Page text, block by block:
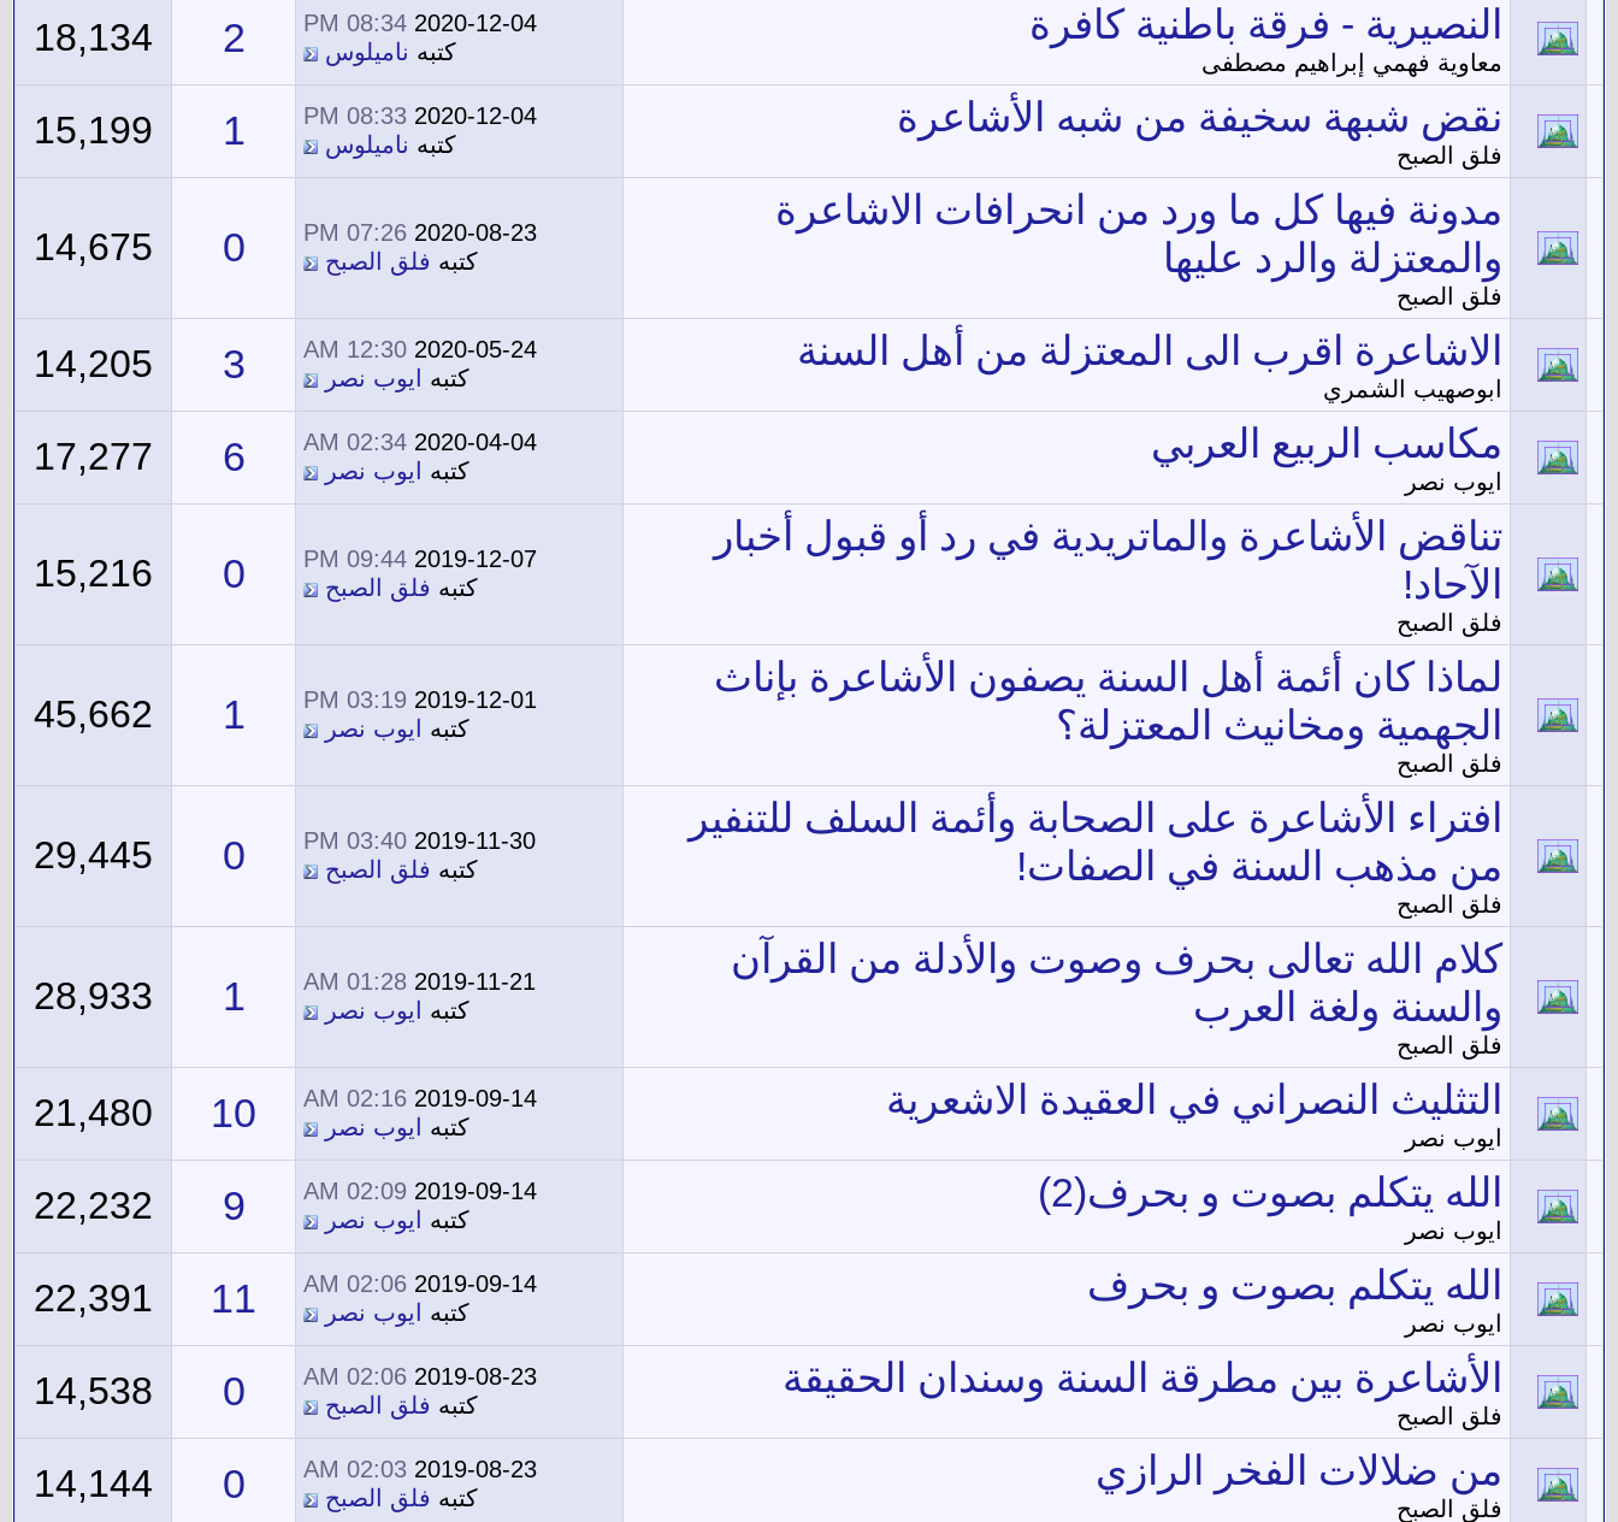
النصيرية - فرقة باطنية كافرة
معاوية فهمي إبراهيم مصطفى
2020-12-04
08:34 PM
كتبه ناميلوس 2
18,134
نقض شبهة سخيفة من شبه الأشاعرة
فلق الصبح
2020-12-04
08:33 PM
كتبه ناميلوس 1
15,199
مدونة فيها كل ما ورد من انحرافات الاشاعرة
والمعتزلة والرد عليها
فلق الصبح
2020-08-23
07:26 PM
كتبه فلق الصبح 0
14,675
الاشاعرة اقرب الى المعتزلة من أهل السنة
ابوصهيب الشمري
2020-05-24
12:30 AM
كتبه
ايوب نصر 3
14,205
مكاسب الربيع العربي
ايوب نصر
2020-04-04
02:34 AM
كتبه
ايوب نصر 6
17,277
تناقض الأشاعرة والماتريدية في رد أو قبول أخبار
الآحاد!
فلق الصبح
2019-12-07
09:44 PM
كتبه فلق الصبح 0
15,216
لماذا كان أئمة أهل السنة يصفون الأشاعرة بإناث
الجهمية ومخانيث المعتزلة؟
فلق الصبح
2019-12-01
03:19 PM
كتبه
ايوب نصر 1
45,662
افتراء الأشاعرة على الصحابة وأئمة السلف للتنفير
من مذهب السنة في الصفات!
فلق الصبح
2019-11-30
03:40 PM
كتبه فلق الصبح 0
29,445
كلام الله تعالى بحرف وصوت والأدلة من القرآن
والسنة ولغة العرب
فلق الصبح
2019-11-21
01:28 AM
كتبه
ايوب نصر 1
28,933
التثليث النصراني في العقيدة الاشعرية
ايوب نصر
2019-09-14
02:16 AM
كتبه
ايوب نصر 10
21,480
الله يتكلم بصوت و بحرف(2)
ايوب نصر
2019-09-14
02:09 AM
كتبه
ايوب نصر 9
22,232
الله يتكلم بصوت و بحرف
ايوب نصر
2019-09-14
02:06 AM
كتبه
ايوب نصر 11
22,391
الأشاعرة بين مطرقة السنة وسندان الحقيقة
فلق الصبح
2019-08-23
02:06 AM
كتبه فلق الصبح 0
14,538
من ضلالات الفخر الرازي
فلق الصبح
2019-08-23
02:03 AM
كتبه فلق الصبح 0
14,144